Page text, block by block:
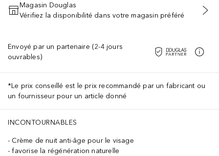
AJOUTER AU PANIER
Magasin Douglas
Vérifiez la disponibilité dans votre magasin préféré
Envoyé par un partenaire (2-4 jours
ouvrables)
*Le prix conseillé est le prix recommandé par un fabricant ou
un fournisseur pour un article donné
INCONTOURNABLES
Crème de nuit anti-âge pour le visage
favorise la régénération naturelle